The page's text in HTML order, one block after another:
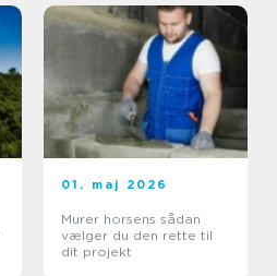
01. maj 2026
Murer horsens sådan
vælger du den rette til
dit projekt